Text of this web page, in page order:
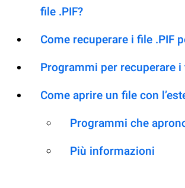
file .PIF?
Come recuperare i file .PIF
Programmi per recuperare i
Come aprire un file con
Programmi che
Più informazioni